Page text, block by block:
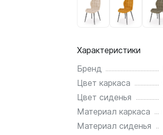
Характеристики
Бренд
Цвет каркаса
Цвет сиденья
Материал каркаса
Материал сиденья